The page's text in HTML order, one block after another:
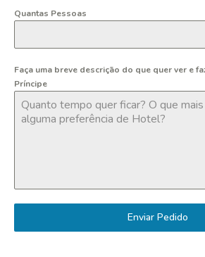
Quantas Pessoas
Faça uma breve descrição do que quer ver e
Príncipe
Enviar Pedido